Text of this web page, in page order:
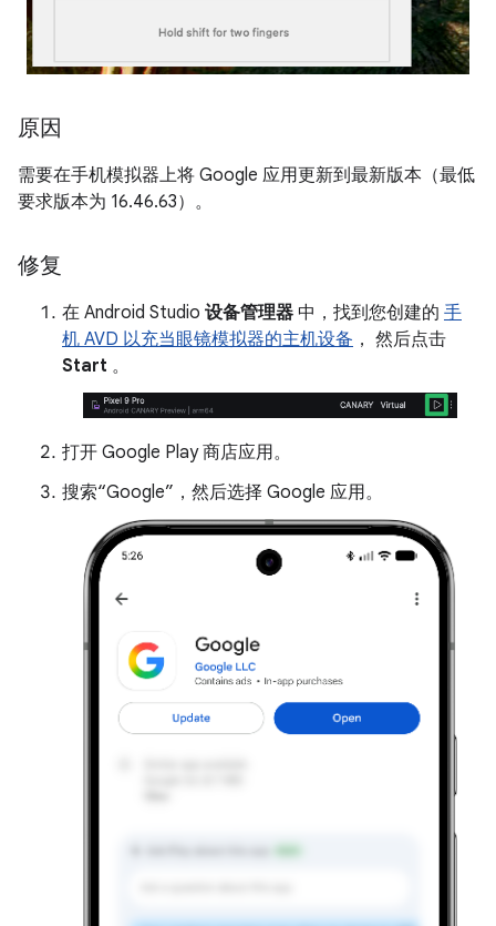
原因
需要在手机模拟器上将 Google 应用更新到最新版本（最低
要求版本为 16.46.63）。
修复
在 Android Studio 设备管理器 中，找到您创建的 手
机 AVD 以充当眼镜模拟器的主机设备 ， 然后点击
Start 。
打开 Google Play 商店应用。
搜索“Google”，然后选择 Google 应用。